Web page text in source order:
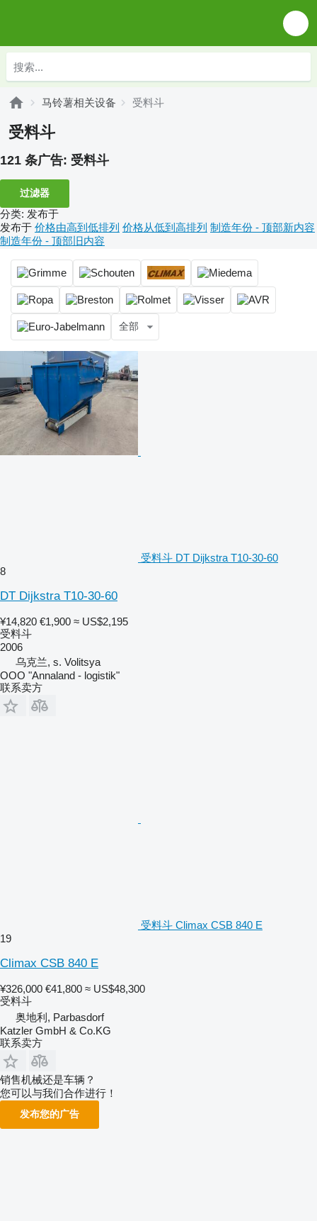
马铃薯相关设备 受料斗
受料斗
121 条广告: 受料斗
过滤器
分类: 发布于
发布于 价格由高到低排列 价格从低到高排列 制造年份 - 顶部新内容
制造年份 - 顶部旧内容
全部
受料斗 DT Dijkstra T10-30-60
8
DT Dijkstra T10-30-60
¥14,820 €1,900 ≈ US$2,195
受料斗
2006
乌克兰, s. Volitsya
OOO "Annaland - logistik"
联系卖方
受料斗 Climax CSB 840 E
19
Climax CSB 840 E
¥326,000 €41,800 ≈ US$48,300
受料斗
奥地利, Parbasdorf
Katzler GmbH & Co.KG
联系卖方
销售机械还是车辆？
您可以与我们合作进行！
发布您的广告